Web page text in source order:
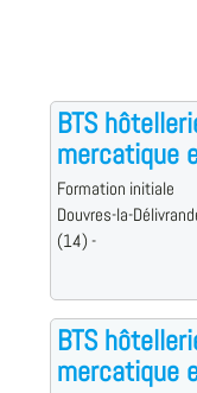
BTS
mercatique
Formation initiale
Douvres-la-
(14) -
BTS
mercatique